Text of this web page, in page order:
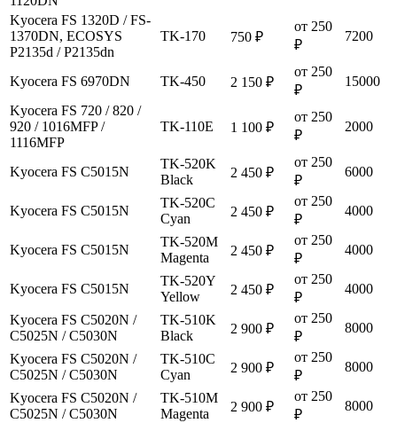
Kyocera FS 1320D / FS-
1370DN, ECOSYS
P2135d / P2135dn
TK-170 750 ₽
от 250
₽
7200
Kyocera FS 6970DN TK-450 2 150 ₽
от 250
₽
15000
Kyocera FS 720 / 820 /
920 / 1016MFP /
1116MFP
TK-110E 1 100 ₽
от 250
₽
2000
Kyocera FS C5015N
TK-520K
Black
2 450 ₽
от 250
₽
6000
Kyocera FS C5015N
TK-520C
Cyan
2 450 ₽
от 250
₽
4000
Kyocera FS C5015N
TK-520M
Magenta
2 450 ₽
от 250
₽
4000
Kyocera FS C5015N
TK-520Y
Yellow
2 450 ₽
от 250
₽
4000
Kyocera FS C5020N /
C5025N / C5030N
TK-510K
Black
2 900 ₽
от 250
₽
8000
Kyocera FS C5020N /
C5025N / C5030N
TK-510C
Cyan
2 900 ₽
от 250
₽
8000
Kyocera FS C5020N /
C5025N / C5030N
TK-510M
Magenta
2 900 ₽
от 250
₽
8000